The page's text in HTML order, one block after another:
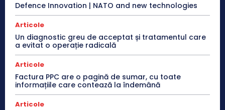
Defence Innovation | NATO and new technologies
Articole
Un diagnostic greu de acceptat și tratamentul care
a evitat o operație radicală
Articole
Factura PPC are o pagină de sumar, cu toate
informațiile care contează la îndemână
Articole